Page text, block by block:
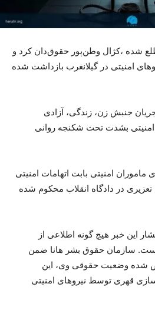
شده ،کژال وطن‌پور حقوق‌دان کرد و
امنیتی در گیلانغرب بازداشت شده
جنبش زن، زندگی، آزادی
بشدت تحت شکنجه روانی
ماموران امنیتی بابت اتهامات امنیتی
در دادگاه انقلاب محکوم شده
این خبر هیچ گونه اطلاعی از
سازمان حقوق بشر هانا ضمن
شده وضعیت حقوقی وی، این
قهری توسط نیروهای امنیتی